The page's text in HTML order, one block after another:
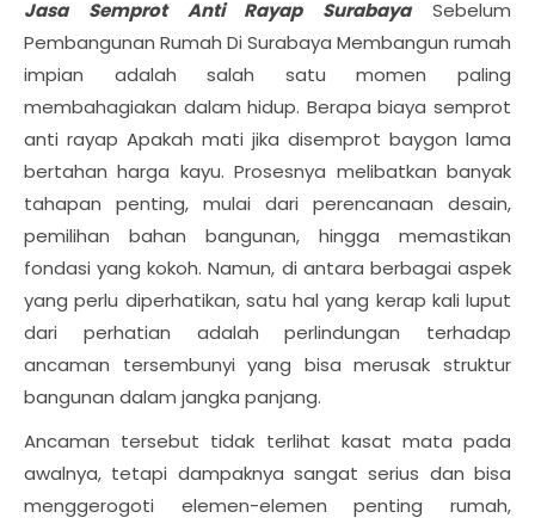
Jasa Semprot Anti Rayap SurabayaSebelum
Pembangunan Rumah Di Surabaya Membangun rumah
impian adalah salah satu momen paling
membahagiakan dalam hidup. Berapa biaya semprot
anti rayap Apakah mati jika disemprot baygon lama
bertahan harga kayu. Prosesnya melibatkan banyak
tahapan penting, mulai dari perencanaan desain,
pemilihan bahan bangunan, hingga memastikan
fondasi yang kokoh. Namun, di antara berbagai aspek
yang perlu diperhatikan, satu hal yang kerap kali luput
dari perhatian adalah perlindungan terhadap
ancaman tersembunyi yang bisa merusak struktur
bangunan dalam jangka panjang.
Ancaman tersebut tidak terlihat kasat mata pada
awalnya, tetapi dampaknya sangat serius dan bisa
menggerogoti elemen-elemen penting rumah,